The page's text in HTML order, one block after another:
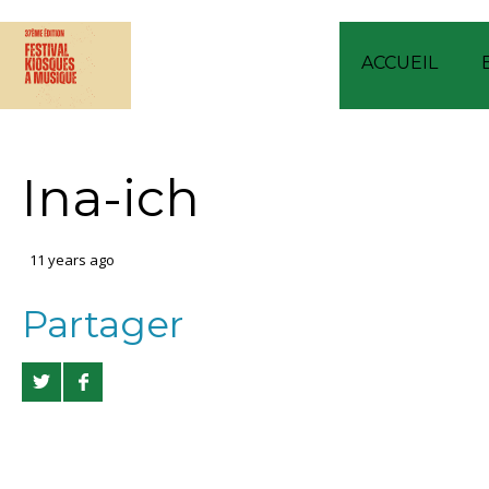
ACCUEIL
Ina-ich
11 years ago
Partager